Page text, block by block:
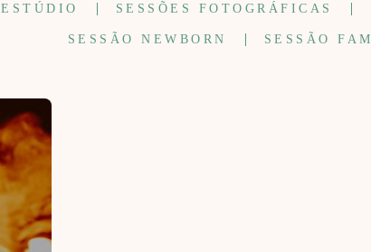
ESTÚDIO SESSÕES FOTOGRÁFICAS
SESSÃO NEWBORN SESSÃO